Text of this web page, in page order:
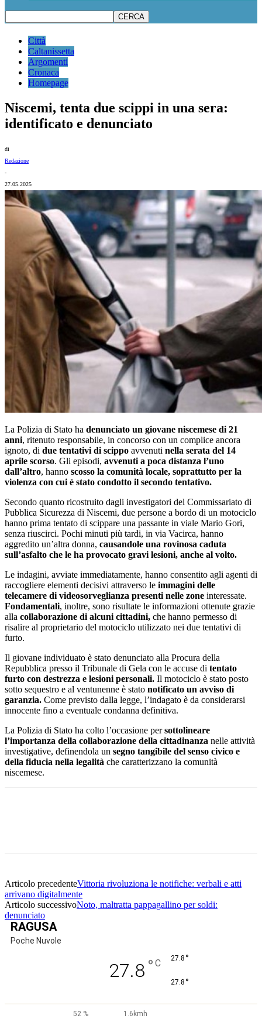
Città
Caltanissetta
Argomenti
Cronaca
Homepage
Niscemi, tenta due scippi in una sera:
identificato e denunciato
di
Redazione
-
27.05.2025
La Polizia di Stato ha denunciato un giovane niscemese di 21
anni, ritenuto responsabile, in concorso con un complice ancora
ignoto, di due tentativi di scippo avvenuti nella serata del 14
aprile scorso. Gli episodi, avvenuti a poca distanza l’uno
dall’altro, hanno scosso la comunità locale, soprattutto per la
violenza con cui è stato condotto il secondo tentativo.
Secondo quanto ricostruito dagli investigatori del Commissariato di
Pubblica Sicurezza di Niscemi, due persone a bordo di un motociclo
hanno prima tentato di scippare una passante in viale Mario Gori,
senza riuscirci. Pochi minuti più tardi, in via Vacirca, hanno
aggredito un’altra donna, causandole una rovinosa caduta
sull’asfalto che le ha provocato gravi lesioni, anche al volto.
Le indagini, avviate immediatamente, hanno consentito agli agenti di
raccogliere elementi decisivi attraverso le immagini delle
telecamere di videosorveglianza presenti nelle zone interessate.
Fondamentali, inoltre, sono risultate le informazioni ottenute grazie
alla collaborazione di alcuni cittadini, che hanno permesso di
risalire al proprietario del motociclo utilizzato nei due tentativi di
furto.
Il giovane individuato è stato denunciato alla Procura della
Repubblica presso il Tribunale di Gela con le accuse di tentato
furto con destrezza e lesioni personali. Il motociclo è stato posto
sotto sequestro e al ventunenne è stato notificato un avviso di
garanzia. Come previsto dalla legge, l’indagato è da considerarsi
innocente fino a eventuale condanna definitiva.
La Polizia di Stato ha colto l’occasione persottolineare
l’importanza della collaborazione della cittadinanza nelle attività
investigative, definendola un segno tangibile del senso civico e
della fiducia nella legalità che caratterizzano la comunità
niscemese.
Articolo precedenteVittoria rivoluziona le notifiche: verbali e atti
arrivano digitalmente
Articolo successivoNoto, maltratta pappagallino per soldi:
denunciato
RAGUSA
Poche Nuvole
27.8 ° C 27.8 °
27.8 °
52 %
1.6kmh